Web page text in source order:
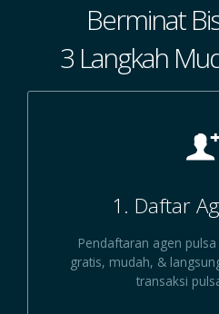
Berminat
3 Langkah
1. Daftar
Pendaftaran agen
gratis, mudah, &
transaksi